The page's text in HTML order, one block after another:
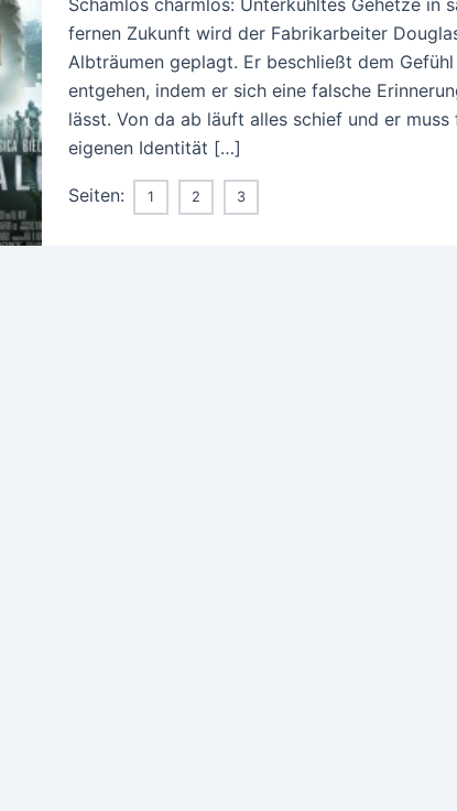
Schamlos charmlos: Unterkühltes Gehetze in
fernen Zukunft wird der Fabrikarbeiter
Albträumen geplagt. Er beschließt dem
entgehen, indem er sich eine falsche
lässt. Von da ab läuft alles schief und er
eigenen Identität […]
Seiten: 1 2 3